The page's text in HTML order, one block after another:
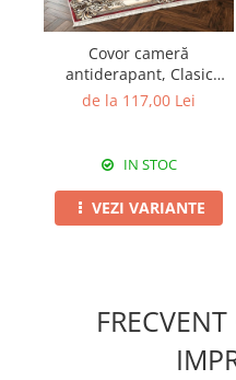
Covor cameră
antiderapant, Clasic
Elegant Baroc, mai multe
de la 117,00 Lei
IN STOC
VEZI VARIANTE